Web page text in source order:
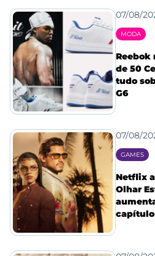
07/08/
MODA
Reebok
de 50
tudo
G6
07/08/
GAMES
Netflix
Olhar